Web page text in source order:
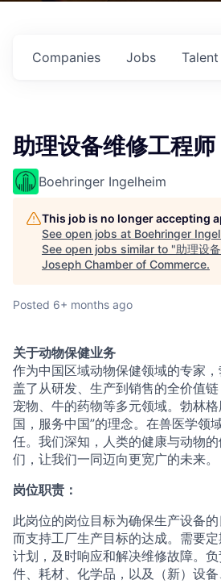
Jobs
Companies Talent
助理设备维修工程师
Boehringer Ingelheim
This job is no longer accepting
See open jobs at Boehringer
See open jobs similar to "助理设
Joseph Chamber of Commerce.
Posted 6+ months ago
关于动物保健业务
作为中国区域动物保健领域的专家
盖了从研发、生产到销售的全价值链
宠物、牛的药物等多元领域。勃林
国，服务中国”的理念。在兽医学领
任。我们深知，人类的健康与动物
们，让我们一同迈向更宽广的未来。
岗位职责：
此岗位的岗位目标为确保生产设备
而支持工厂生产目标的达成。需要
计划，及时响应和解决维修故障。
件、耗材、化学品，以及（新）设备